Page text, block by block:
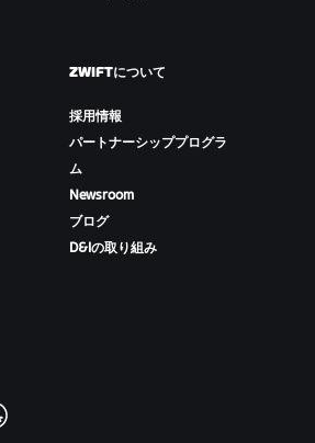
ZWIFTについて
採用情報
パートナーシッププログラ
ム
Newsroom
ブログ
D&Iの取り組み